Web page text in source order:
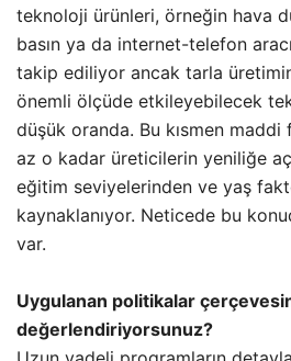
teknoloji ürünleri, örneğin hava
basın ya da internet-telefon
takip ediliyor ancak tarla
önemli ölçüde etkileyebilecek
düşük oranda. Bu kısmen
az o kadar üreticilerin yeniliğe
eğitim seviyelerinden ve yaş
kaynaklanıyor. Neticede bu
var.
Uygulanan politikalar
değerlendiriyorsunuz?